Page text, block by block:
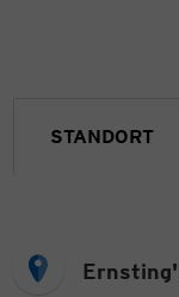
STANDORT